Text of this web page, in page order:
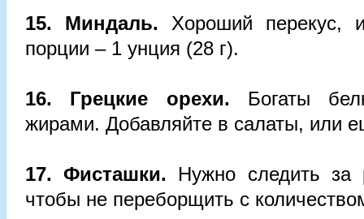
15. Миндаль. Хороший перекус,
порции – 1 унция (28 г).
16. Грецкие орехи. Богаты
жирами. Добавляйте в салаты, или
17. Фисташки. Нужно следить за
чтобы не переборщить с